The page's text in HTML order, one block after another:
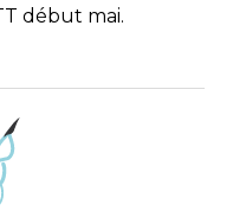
début mai.